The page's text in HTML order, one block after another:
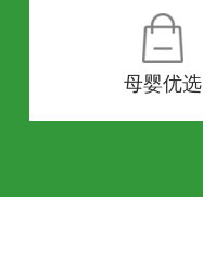
母婴优选